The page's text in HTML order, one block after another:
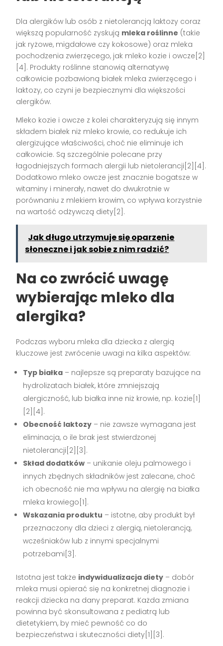
Dla alergików lub osób z nietolerancją laktozy coraz
większą popularność zyskują mleka roślinne (takie
jak ryżowe, migdałowe czy kokosowe) oraz mleka
pochodzenia zwierzęcego, jak mleko kozie i owcze[2]
[4]. Produkty roślinne stanowią alternatywę
całkowicie pozbawioną białek mleka zwierzęcego i
laktozy, co czyni je bezpiecznymi dla większości
alergików.
Mleko kozie i owcze z kolei charakteryzują się innym
składem białek niż mleko krowie, co redukuje ich
alergizujące właściwości, choć nie eliminuje ich
całkowicie. Są szczególnie polecane przy
łagodniejszych formach alergii lub nietolerancji[2][4].
Dodatkowo mleko owcze jest znacznie bogatsze w
witaminy i minerały, nawet do dwukrotnie w
porównaniu z mlekiem krowim, co wpływa korzystnie
na wartość odżywczą diety[2].
Jak długo utrzymuje się oparzenie
słoneczne i jak sobie z nim radzić?
Na co zwrócić uwagę
wybierając mleko dla
alergika?
Podczas wyboru mleka dla dziecka z alergią
kluczowe jest zwrócenie uwagi na kilka aspektów:
Typ białka – najlepsze są preparaty bazujące na
hydrolizatach białek, które zmniejszają
alergiczność, lub białka inne niż krowie, np. kozie[1]
[2][4].
Obecność laktozy – nie zawsze wymagana jest
eliminacja, o ile brak jest stwierdzonej
nietolerancji[2][3].
Skład dodatków – unikanie oleju palmowego i
innych zbędnych składników jest zalecane, choć
ich obecność nie ma wpływu na alergię na białka
mleka krowiego[1].
Wskazania produktu – istotne, aby produkt był
przeznaczony dla dzieci z alergią, nietolerancją,
wcześniaków lub z innymi specjalnymi
potrzebami[3].
Istotna jest także indywidualizacja diety – dobór
mleka musi opierać się na konkretnej diagnozie i
reakcji dziecka na dany preparat. Każda zmiana
powinna być skonsultowana z pediatrą lub
dietetykiem, by mieć pewność co do
bezpieczeństwa i skuteczności diety[1][3].